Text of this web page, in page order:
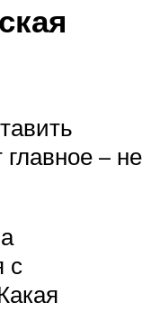
– не
с